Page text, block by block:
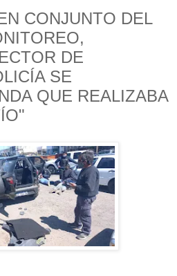
CONJUNTO DEL
DE
SE
QUE REALIZABA